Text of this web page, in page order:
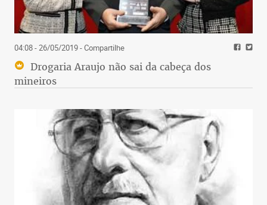
04:08 - 26/05/2019- Compartilhe
Drogaria Araujo não sai da cabeça dos
mineiros